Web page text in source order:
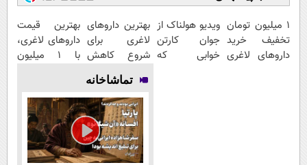
1 میلیون تومان
تخفیف خرید
داروهای لاغری
ویدیو هولناک از
جوان کارتن
خوابی که
بهترین داروهای
لاغری برای
شروع کاهش
وزن، ارسال از
داروخانه های
نزدیکت!
بهترین قیمت
داروهای لاغری،
با ۱ میلیون
تماشاخانه